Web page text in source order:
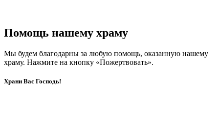
Помощь нашему храму
Мы будем благодарны за любую помощь, оказанную нашему
храму. Нажмите на кнопку «Пожертвовать».
Храни Вас Господь!